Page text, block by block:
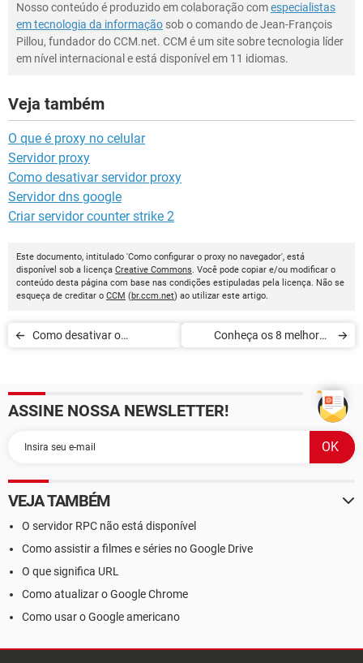
Nosso conteúdo é produzido em colaboração comespecialistas
em tecnologia da informação sob o comando de Jean-François
Pillou, fundador do CCM.net. CCM é um site sobre tecnologia líder
em nível internacional e está disponível em 11 idiomas.
Veja também
O que é proxy no celular
Servidor proxy
Como desativar servidor proxy
Servidor dns google
Criar servidor counter strike 2
Este documento, intitulado 'Como configurar o proxy no navegador', está
disponível sob a licença Creative Commons. Você pode copiar e/ou modificar o
conteúdo desta página com base nas condições estipuladas pela licença. Não se
esqueça de creditar o CCM (br.ccm.net) ao utilizar este artigo.
Como desativar o
Conheça os 8 melhores
ASSINE NOSSA NEWSLETTER!
VEJA TAMBÉM
O servidor RPC não está disponível
Como assistir a filmes e séries no Google Drive
O que significa URL
Como atualizar o Google Chrome
Como usar o Google americano